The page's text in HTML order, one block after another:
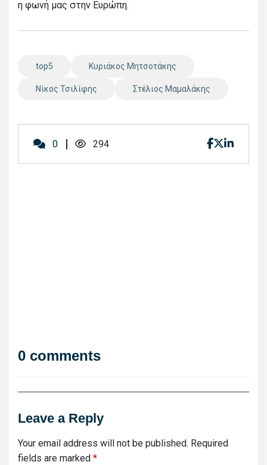
η φωνή μας στην Ευρώπη.
top5 Κυριάκος Μητσοτάκης
Νίκος Τσιλίφης Στέλιος Μαμαλάκης
0 294
0 comments
Leave a Reply
Your email address will not be published. Required
fields are marked *